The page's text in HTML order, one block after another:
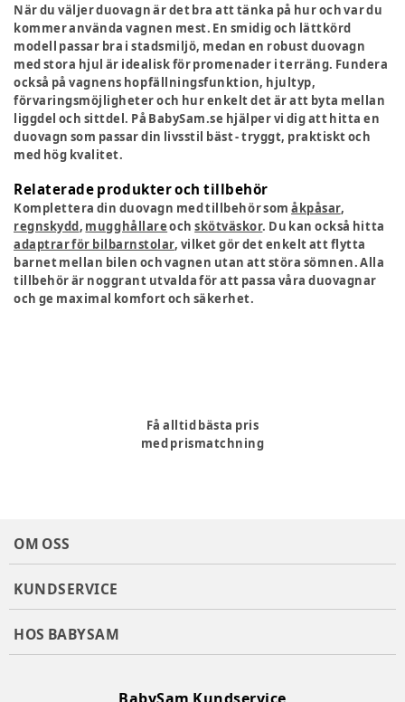
När du väljer duovagn är det bra att tänka på hur och var du
kommer använda vagnen mest. En smidig och lättkörd
modell passar bra i stadsmiljö, medan en robust duovagn
med stora hjul är idealisk för promenader i terräng. Fundera
också på vagnens hopfällningsfunktion, hjultyp,
förvaringsmöjligheter och hur enkelt det är att byta mellan
liggdel och sittdel. På BabySam.se hjälper vi dig att hitta en
duovagn som passar din livsstil bäst - tryggt, praktiskt och
med hög kvalitet.
Relaterade produkter och tillbehör
Komplettera din duovagn med tillbehör somåkpåsar,
regnskydd, mugghållareochskötväskor. Du kan också hitta
adaptrar för bilbarnstolar, vilket gör det enkelt att flytta
barnet mellan bilen och vagnen utan att störa sömnen. Alla
tillbehör är noggrant utvalda för att passa våra duovagnar
och ge maximal komfort och säkerhet.
Få alltid bästa pris
med prismatchning
OM OSS
KUNDSERVICE
HOS BABYSAM